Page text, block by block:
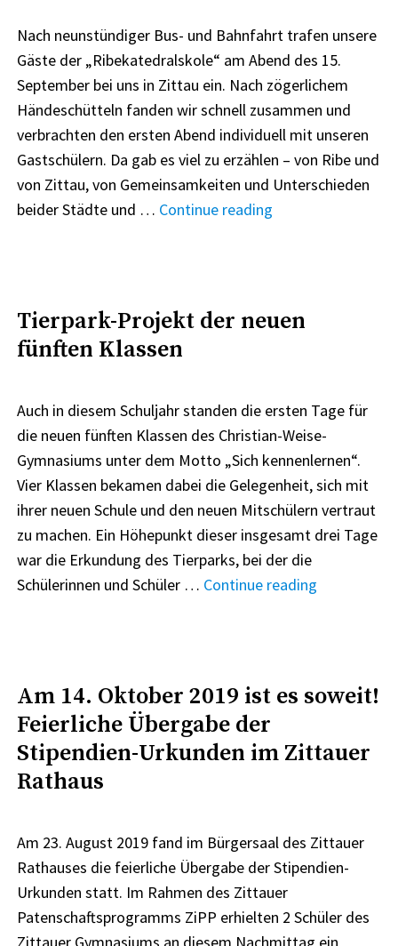
Nach neunstündiger Bus- und Bahnfahrt trafen unsere
Gäste der „Ribekatedralskole“ am Abend des 15.
September bei uns in Zittau ein. Nach zögerlichem
Händeschütteln fanden wir schnell zusammen und
verbrachten den ersten Abend individuell mit unseren
Gastschülern. Da gab es viel zu erzählen – von Ribe und
von Zittau, von Gemeinsamkeiten und Unterschieden
beider Städte und … Continue reading
Ribe
Tierpark-Projekt der neuen
fünften Klassen
Auch in diesem Schuljahr standen die ersten Tage für
die neuen fünften Klassen des Christian-Weise-
Gymnasiums unter dem Motto „Sich kennenlernen“.
Vier Klassen bekamen dabei die Gelegenheit, sich mit
ihrer neuen Schule und den neuen Mitschülern vertraut
zu machen. Ein Höhepunkt dieser insgesamt drei Tage
war die Erkundung des Tierparks, bei der die
Schülerinnen und Schüler … Continue reading
fünften
Klassen"
Am 14. Oktober 2019 ist es soweit!
Feierliche Übergabe der
Stipendien-Urkunden im Zittauer
Rathaus
Am 23. August 2019 fand im Bürgersaal des Zittauer
Rathauses die feierliche Übergabe der Stipendien-
Urkunden statt. Im Rahmen des Zittauer
Patenschaftsprogramms ZiPP erhielten 2 Schüler des